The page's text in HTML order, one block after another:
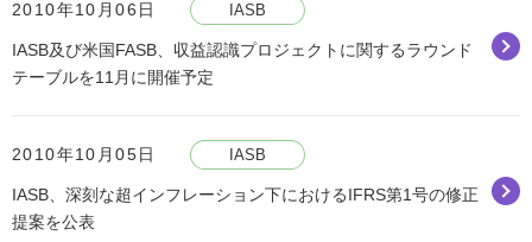
2010年10月06日 IASB
IASB及び米国FASB、収益認識プロジェクトに関するラウンド
テーブルを11月に開催予定
2010年10月05日 IASB
IASB、深刻な超インフレーション下におけるIFRS第1号の修正
提案を公表